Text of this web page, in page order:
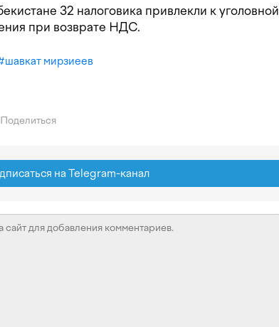
32 налоговика привлекли к уголовной
при возврате НДС.
шавкат мирзиеев
Поделиться
на Telegram-канал